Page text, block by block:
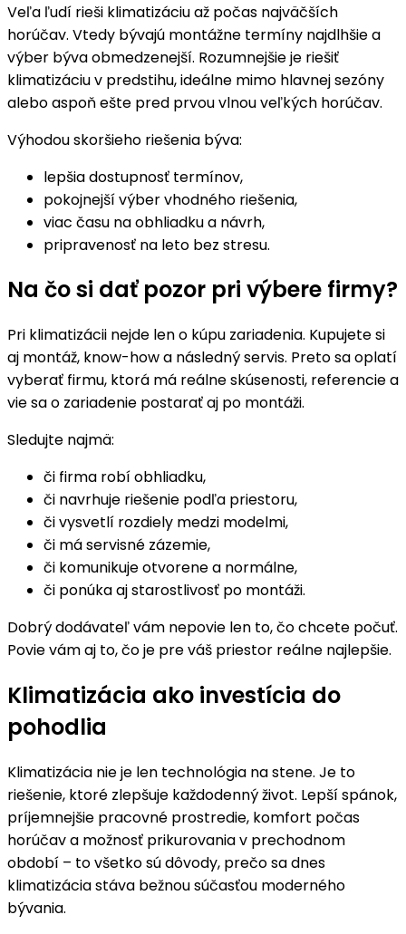
Veľa ľudí rieši klimatizáciu až počas najväčších
horúčav. Vtedy bývajú montážne termíny najdlhšie a
výber býva obmedzenejší. Rozumnejšie je riešiť
klimatizáciu v predstihu, ideálne mimo hlavnej sezóny
alebo aspoň ešte pred prvou vlnou veľkých horúčav.
Výhodou skoršieho riešenia býva:
lepšia dostupnosť termínov,
pokojnejší výber vhodného riešenia,
viac času na obhliadku a návrh,
pripravenosť na leto bez stresu.
Na čo si dať pozor pri výbere firmy?
Pri klimatizácii nejde len o kúpu zariadenia. Kupujete si
aj montáž, know-how a následný servis. Preto sa oplatí
vyberať firmu, ktorá má reálne skúsenosti, referencie a
vie sa o zariadenie postarať aj po montáži.
Sledujte najmä:
či firma robí obhliadku,
či navrhuje riešenie podľa priestoru,
či vysvetlí rozdiely medzi modelmi,
či má servisné zázemie,
či komunikuje otvorene a normálne,
či ponúka aj starostlivosť po montáži.
Dobrý dodávateľ vám nepovie len to, čo chcete počuť.
Povie vám aj to, čo je pre váš priestor reálne najlepšie.
Klimatizácia ako investícia do
pohodlia
Klimatizácia nie je len technológia na stene. Je to
riešenie, ktoré zlepšuje každodenný život. Lepší spánok,
príjemnejšie pracovné prostredie, komfort počas
horúčav a možnosť prikurovania v prechodnom
období – to všetko sú dôvody, prečo sa dnes
klimatizácia stáva bežnou súčasťou moderného
bývania.